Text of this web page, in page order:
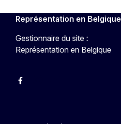
Représentation en Belgique
Gestionnaire du site :
Représentation en Belgique
Facebook